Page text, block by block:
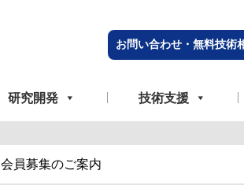
お問い合わせ・無料技術
研究開発 技術支援
会員募集のご案内